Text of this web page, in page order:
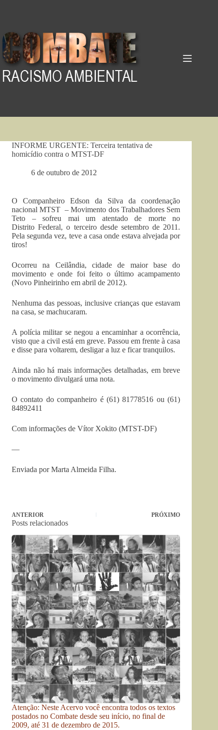
INFORME URGENTE: Terceira tentativa de
homicídio contra o MTST-DF
6 de outubro de 2012
O Companheiro Edson da Silva da coordenação
nacional MTST – Movimento dos Trabalhadores Sem
Teto – sofreu mai um atentado de morte no
Distrito Federal, o terceiro desde setembro de 2011.
Pela segunda vez, teve a casa onde estava alvejada por
tiros!
Ocorreu na Ceilândia, cidade de maior base do
movimento e onde foi feito o último acampamento
(Novo Pinheirinho em abril de 2012).
Nenhuma das pessoas, inclusive crianças que estavam
na casa, se machucaram.
A polícia militar se negou a encaminhar a ocorrência,
visto que a civil está em greve. Passou em frente à casa
e disse para voltarem, desligar a luz e ficar tranquilos.
Ainda não há mais informações detalhadas, em breve
o movimento divulgará uma nota.
O contato do companheiro é (61) 81778516 ou (61)
84892411
Com informações de Vítor Xokito (MTST-DF)
—
Enviada por Marta Almeida Filha.
ANTERIOR PRÓXIMO
Posts relacionados
Atenção: Neste Acervo você encontra todos os textos
postados no Combate desde seu início, no final de
2009, até 31 de dezembro de 2015.